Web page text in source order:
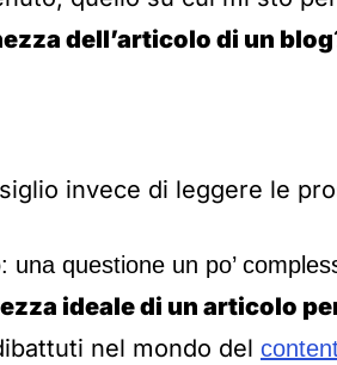
dell’articolo di un blog
invece di leggere le
questione un po’
ideale di un articolo
nel mondo del